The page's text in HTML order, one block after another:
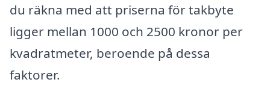
du räkna med att priserna för takbyte
ligger mellan 1000 och 2500 kronor per
kvadratmeter, beroende på dessa
faktorer.